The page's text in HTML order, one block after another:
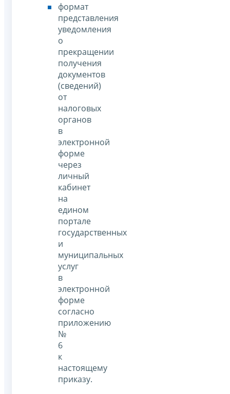
формат
представления
уведомления
о
прекращении
получения
документов
(сведений)
от
налоговых
органов
в
электронной
форме
через
личный
кабинет
на
едином
портале
государственных
и
муниципальных
услуг
в
электронной
форме
согласно
приложению
№
6
к
настоящему
приказу.